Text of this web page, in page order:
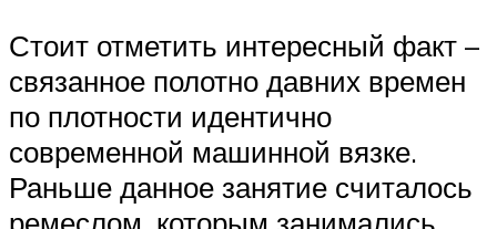
Стоит отметить интересный факт –
связанное полотно давних времен
по плотности идентично
современной машинной вязке.
Раньше данное занятие считалось